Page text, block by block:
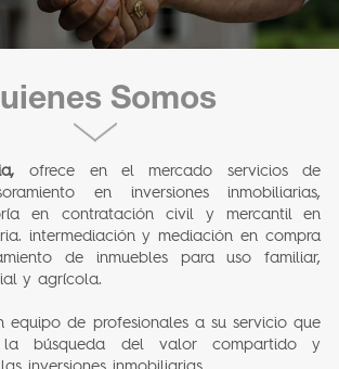
Somos
ofrece en el mercado servicios de
en inversiones inmobiliarias,
en contratación civil y mercantil en
intermediación y mediación en compra
de inmuebles para uso familiar,
y agrícola.
equipo de profesionales a su servicio que
búsqueda del valor compartido y